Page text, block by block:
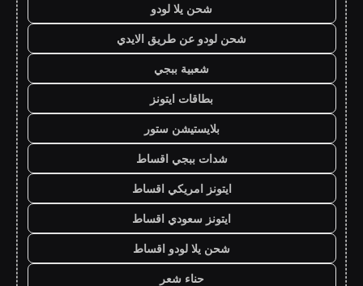
شحن يلا لودو
شحن لودو عن طريق الايدي
شعبية ببجي
بطاقات ايتونز
بلايستيشن ستور
شدات ببجي اقساط
ايتونز امريكي اقساط
ايتونز سعودي اقساط
شحن يلا لودو اقساط
حناء شعر